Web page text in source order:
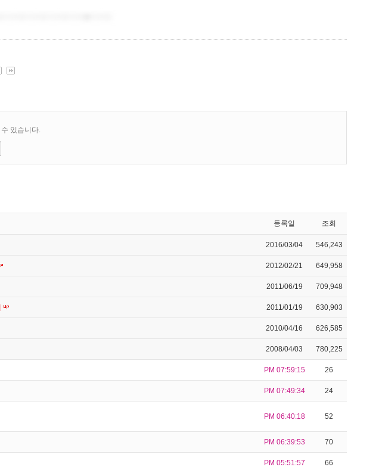
등록일 조회
2016/03/04 546,243
2012/02/21 649,958
2011/06/19 709,948
2011/01/19 630,903
2010/04/16 626,585
2008/04/03 780,225
PM 07:59:15 26
PM 07:49:34 24
PM 06:40:18 52
PM 06:39:53 70
PM 05:51:57 66